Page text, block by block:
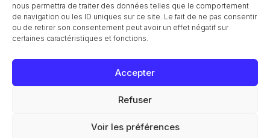
nous permettra de traiter des données telles que le comportement
de navigation ou les ID uniques sur ce site. Le fait de ne pas consentir
ou de retirer son consentement peut avoir un effet négatif sur
certaines caractéristiques et fonctions.
Accepter
Refuser
Voir les préférences
Vous souhaitez suivre notre actualité ?
S'inscrire
© 2023 CMI Services